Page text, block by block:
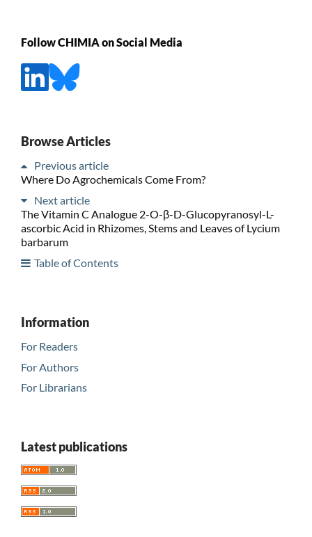
Follow CHIMIA on Social Media
Browse Articles
Previous article
Where Do Agrochemicals Come From?
Next article
The Vitamin C Analogue 2-O-β-D-Glucopyranosyl-L-
ascorbic Acid in Rhizomes, Stems and Leaves of Lycium
barbarum
Table of Contents
Information
For Readers
For Authors
For Librarians
Latest publications